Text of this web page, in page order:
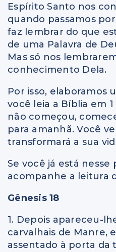
Espírito Santo nos
quando passamos
faz lembrar do que
de uma Palavra de
Mas só nos
conhecimento Dela.
Por isso, elaboramos
você leia a Bíblia em
não começou,
para amanhã. Você
transformará a sua
Se você já está nesse
acompanhe a leitura
Gênesis 18
1. Depois apareceu-
carvalhais de Manre,
assentado à porta da